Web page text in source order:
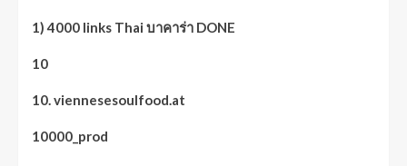
1) 4000 links Thai บาคาร่า DONE
10
10. viennesesoulfood.at
10000_prod